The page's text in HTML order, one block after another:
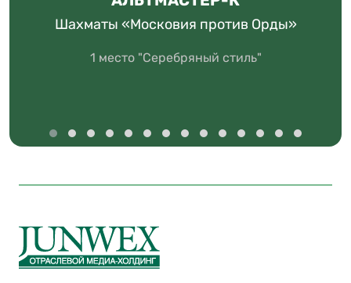
Шахматы «Московия против Орды»
1 место "Серебряный стиль"